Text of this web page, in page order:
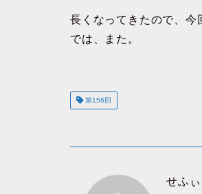
長くなってきたので、今
では、また。
第156回
せふぃ